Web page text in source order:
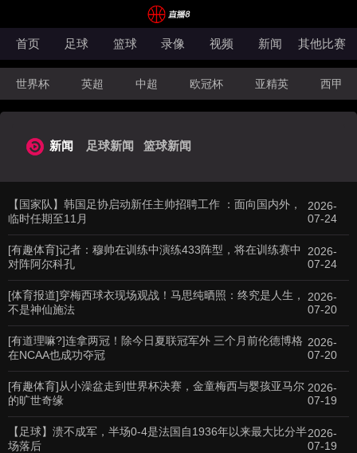
首页 足球 篮球 录像 视频 新闻 其他比赛
世界杯 英超 中超 欧冠杯 亚精英 西甲
欧协联 孟加拉超 欧国联 中甲 奥甲 秘鲁
世欧预 美职业 法甲
新闻 足球新闻 篮球新闻
【国家队】韩国足协启动新任主帅招聘工作 ：面向国内外，
临时任期至11月
2026-
07-24
[有趣体育]记者：穆帅在训练中演练433阵型，将在训练赛中
对阵阿尔科孔
2026-
07-24
[体育报道]穿梅西球衣现场观战！马思纯晒照：终究是人生，
不是神仙施法
2026-
07-20
[有道理嘛?]连拿两冠！除今日夏联冠军外 三个月前伦德博格
在NCAA也成功夺冠
2026-
07-20
[有趣体育]从小澡盆走到世界杯决赛，金童梅西与婴孩亚马尔
的旷世奇缘
2026-
07-19
【足球】溃不成军，半场0-4是法国自1936年以来最大比分半
场落后
2026-
07-19